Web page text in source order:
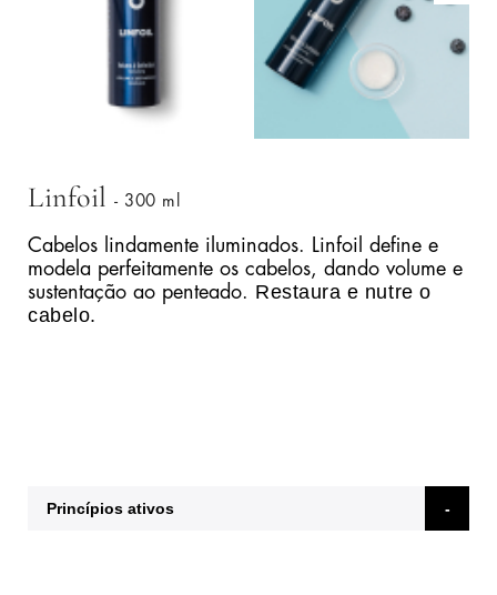
Linfoil - 300 ml
Cabelos lindamente iluminados. Linfoil define e
modela perfeitamente os cabelos, dando volume e
sustentação ao penteado. Restaura e nutre o
cabelo.
Princípios ativos